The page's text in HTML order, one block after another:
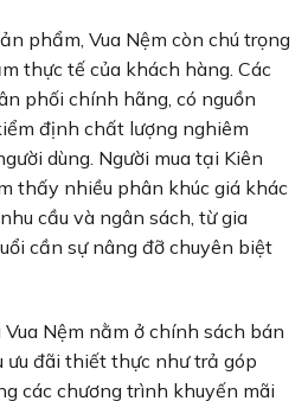
phẩm, Vua Nệm còn chú trọng
thực tế của khách hàng. Các
phối chính hãng, có nguồn
định chất lượng nghiêm
dùng. Người mua tại Kiên
thấy nhiều phân khúc giá khác
cầu và ngân sách, từ gia
cần sự nâng đỡ chuyên biệt
Nệm nằm ở chính sách bán
đãi thiết thực như trả góp
các chương trình khuyến mãi